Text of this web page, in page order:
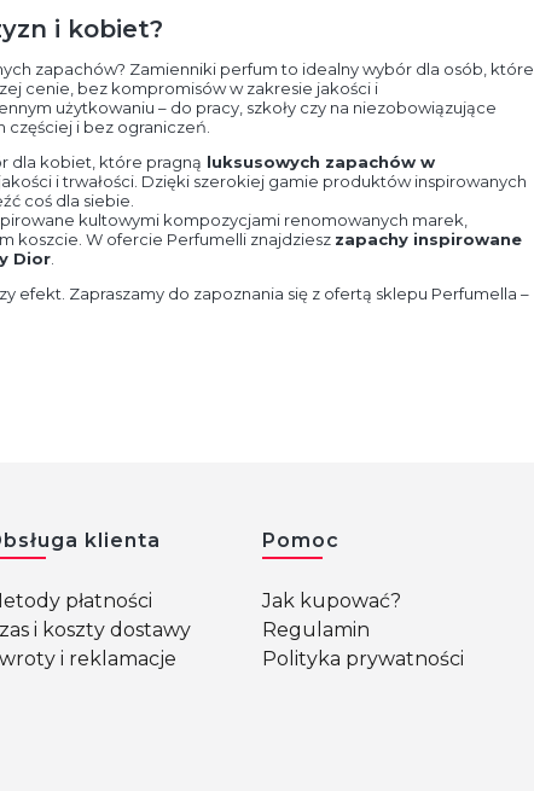
i kobiet?
zapachów? Zamienniki perfum to idealny wybór dla osób, które
cenie, bez kompromisów w zakresie jakości i
użytkowaniu – do pracy, szkoły czy na niezobowiązujące
częściej i bez ograniczeń.
dla kobiet, które pragną luksusowych zapachów w
i trwałości. Dzięki szerokiej gamie produktów inspirowanych
coś dla siebie.
kultowymi kompozycjami renomowanych marek,
koszcie. W ofercie Perfumelli znajdziesz zapachy inspirowane
Dior
efekt. Zapraszamy do zapoznania się z ofertą sklepu Perfumella –
klienta
płatności
i koszty dostawy
i reklamacje
Pomoc
Jak kupować?
Regulamin
Polityka prywatności